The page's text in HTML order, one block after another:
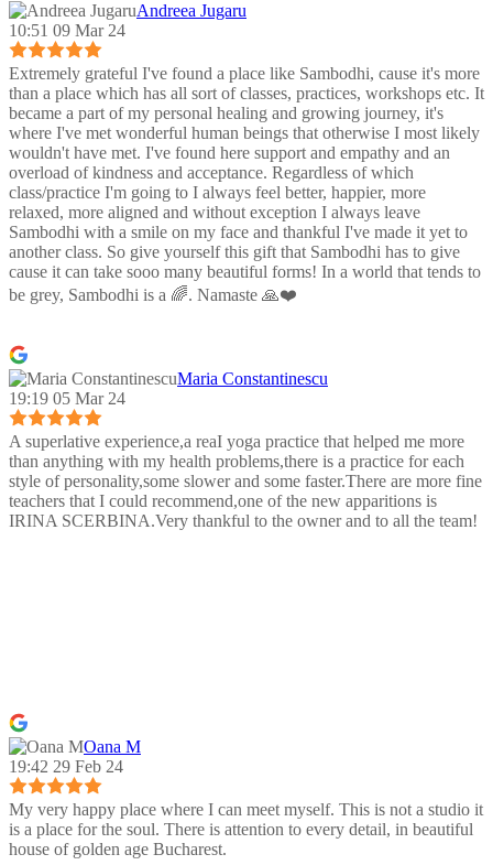
Andreea Jugaru
10:51 09 Mar 24
Extremely grateful I've found a place like Sambodhi, cause it's more
than a place which has all sort of classes, practices, workshops etc. It
became a part of my personal healing and growing journey, it's
where I've met wonderful human beings that otherwise I most likely
wouldn't have met. I've found here support and empathy and an
overload of kindness and acceptance. Regardless of which
class/practice I'm going to I always feel better, happier, more
relaxed, more aligned and without exception I always leave
Sambodhi with a smile on my face and thankful I've made it yet to
another class. So give yourself this gift that Sambodhi has to give
cause it can take sooo many beautiful forms! In a world that tends to
be grey, Sambodhi is a 🌈. Namaste 🙏❤️
Maria Constantinescu
19:19 05 Mar 24
A superlative experience,a reaI yoga practice that helped me more
than anything with my health problems,there is a practice for each
style of personality,some slower and some faster.There are more fine
teachers that I could recommend,one of the new apparitions is
IRINA SCERBINA.Very thankful to the owner and to all the team!
Oana M
19:42 29 Feb 24
My very happy place where I can meet myself. This is not a studio it
is a place for the soul. There is attention to every detail, in beautiful
house of golden age Bucharest.